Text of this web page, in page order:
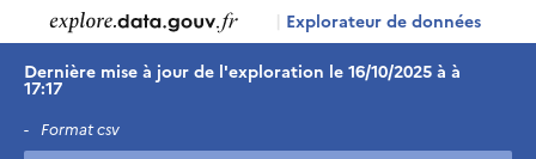
| Explorateur de données
Dernière mise à jour de l'exploration le 16/10/2025 à à
17:17
- Format csv